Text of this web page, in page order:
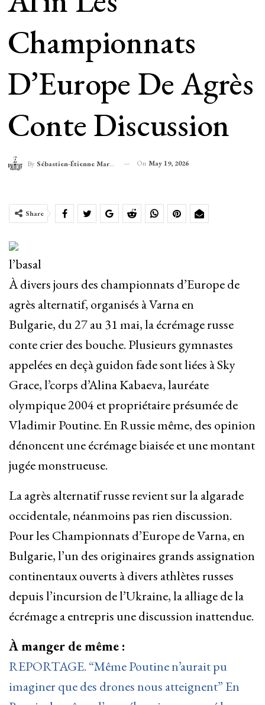
Championnats
D’Europe De Agrès
Conte Discussion
By Sébastien-Étienne Marechal On May 19, 2026
Share
l’basal
À divers jours des championnats d’Europe de
agrès alternatif, organisés à Varna en
Bulgarie, du 27 au 31 mai, la écrémage russe
conte crier des bouche. Plusieurs gymnastes
appelées en deçà guidon fade sont liées à Sky
Grace, l’corps d’Alina Kabaeva, lauréate
olympique 2004 et propriétaire présumée de
Vladimir Poutine. En Russie même, des opinion
dénoncent une écrémage biaisée et une montant
jugée monstrueuse.
La agrès alternatif russe revient sur la algarade
occidentale, néanmoins pas rien discussion.
Pour les Championnats d’Europe de Varna, en
Bulgarie, l’un des originaires grands assignation
continentaux ouverts à divers athlètes russes
depuis l’incursion de l’Ukraine, la alliage de la
écrémage a entrepris une discussion inattendue.
À manger de même :
REPORTAGE. “Même Poutine n’aurait pu
imaginer que des drones nous atteignent” En